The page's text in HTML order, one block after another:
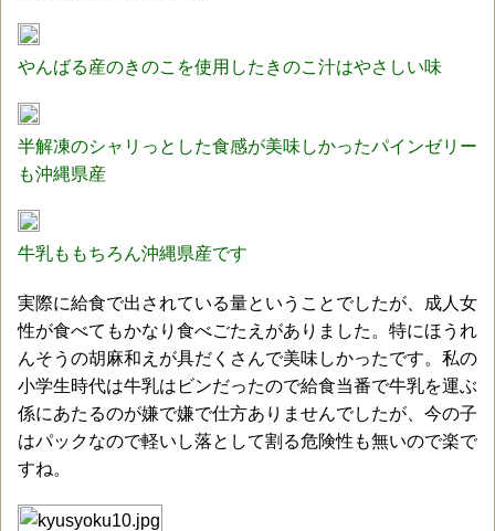
やんばる産のきのこを使用したきのこ汁はやさしい味
半解凍のシャリっとした食感が美味しかったパインゼリー
も沖縄県産
牛乳ももちろん沖縄県産です
実際に給食で出されている量ということでしたが、成人女
性が食べてもかなり食べごたえがありました。特にほうれ
んそうの胡麻和えが具だくさんで美味しかったです。私の
小学生時代は牛乳はビンだったので給食当番で牛乳を運ぶ
係にあたるのが嫌で嫌で仕方ありませんでしたが、今の子
はパックなので軽いし落として割る危険性も無いので楽で
すね。